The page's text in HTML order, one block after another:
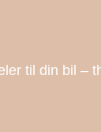
til din bil –